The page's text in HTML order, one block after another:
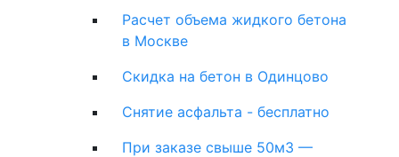
Расчет объема жидкого бетона
в Москве
Скидка на бетон в Одинцово
Снятие асфальта - бесплатно
При заказе свыше 50м3 —